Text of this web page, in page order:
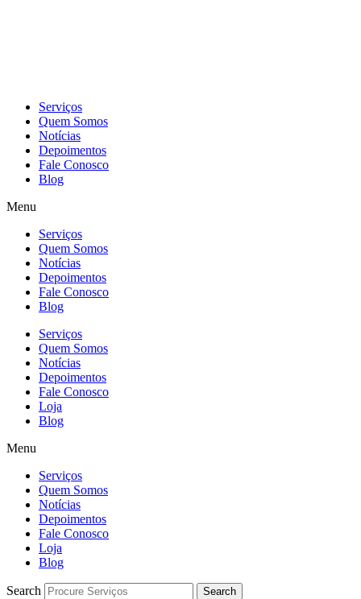
Serviços
Quem Somos
Notícias
Depoimentos
Fale Conosco
Blog
Menu
Serviços
Quem Somos
Notícias
Depoimentos
Fale Conosco
Blog
Serviços
Quem Somos
Notícias
Depoimentos
Fale Conosco
Loja
Blog
Menu
Serviços
Quem Somos
Notícias
Depoimentos
Fale Conosco
Loja
Blog
Search Search